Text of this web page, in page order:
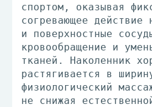
спортом, оказывая
согревающее действие
и поверхностные
кровообращение и
тканей. Наколенник
растягивается в
физиологический
не снижая